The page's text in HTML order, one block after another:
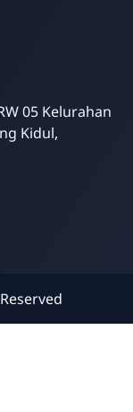
05 Kelurahan
Kidul,